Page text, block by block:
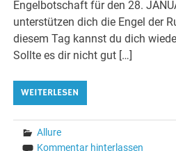
Engelbotschaft für den 28.
unterstützen dich die Engel der
diesem Tag kannst du dich
Sollte es dir nicht gut […]
WEITERLESEN
Allure
Kommentar hinterlassen